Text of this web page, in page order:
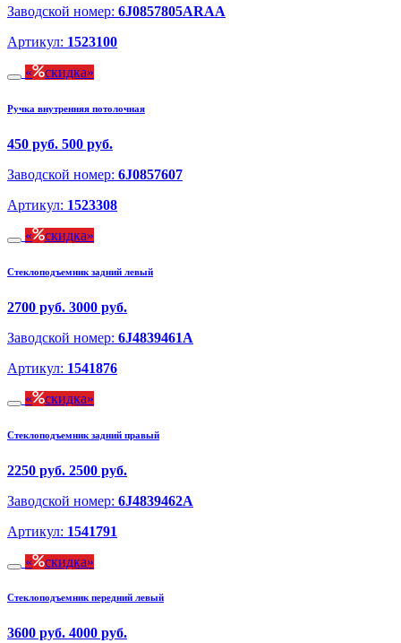
Заводской номер: 6J0857805ARAA
Артикул: 1523100
скидка
Ручка внутренняя потолочная
450 руб. 500 руб.
Заводской номер: 6J0857607
Артикул: 1523308
скидка
Стеклоподъемник задний левый
2700 руб. 3000 руб.
Заводской номер: 6J4839461A
Артикул: 1541876
скидка
Стеклоподъемник задний правый
2250 руб. 2500 руб.
Заводской номер: 6J4839462A
Артикул: 1541791
скидка
Стеклоподъемник передний левый
3600 руб. 4000 руб.